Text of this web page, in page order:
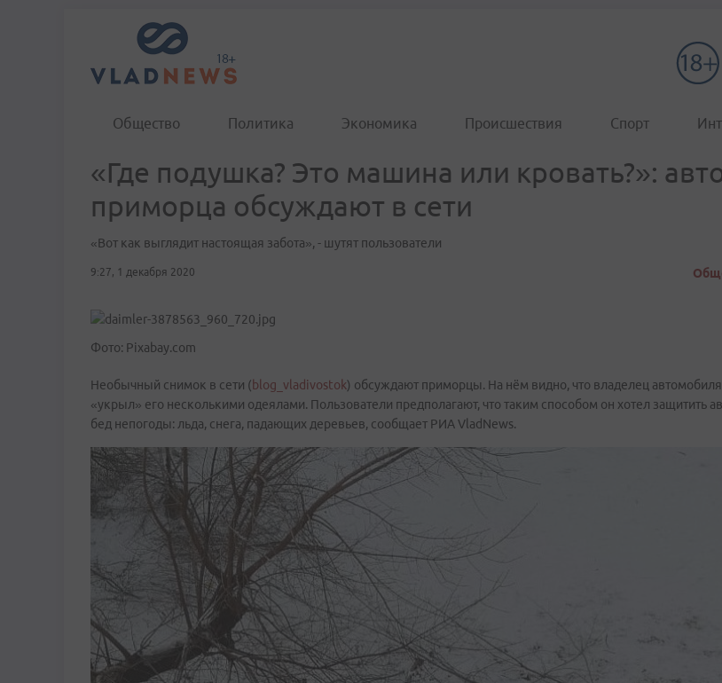
Общество Политика Экономика Происшествия Спорт
«Где подушка? Это машина или кровать?»:
приморца обсуждают в сети
«Вот как выглядит настоящая забота», - шутят пользователи
9:27, 1 декабря 2020
Фото: Pixabay.com
Необычный снимок в сети ( blog_vladivostok) обсуждают приморцы. На нём видно, что владелец автомобиля
«укрыл» его несколькими одеялами. Пользователи предполагают, что таким способом он хотел защитить
бед непогоды: льда, снега, падающих деревьев, сообщает РИА VladNews.